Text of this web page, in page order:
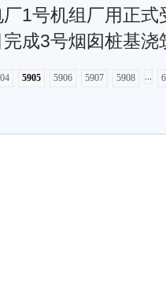
号机组厂用正式受
成3号烟囱桩基浇
5905 5906 5907 5908 ...